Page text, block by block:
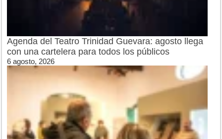
Agenda del Teatro Trinidad Guevara: agosto llega
con una cartelera para todos los públicos
6 agosto, 2026